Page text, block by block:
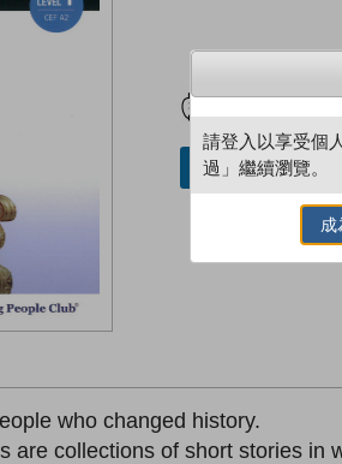
借閱實體書
who changed history.
are collections of short stories in
請登入以享受個
過」繼續瀏覽。
成